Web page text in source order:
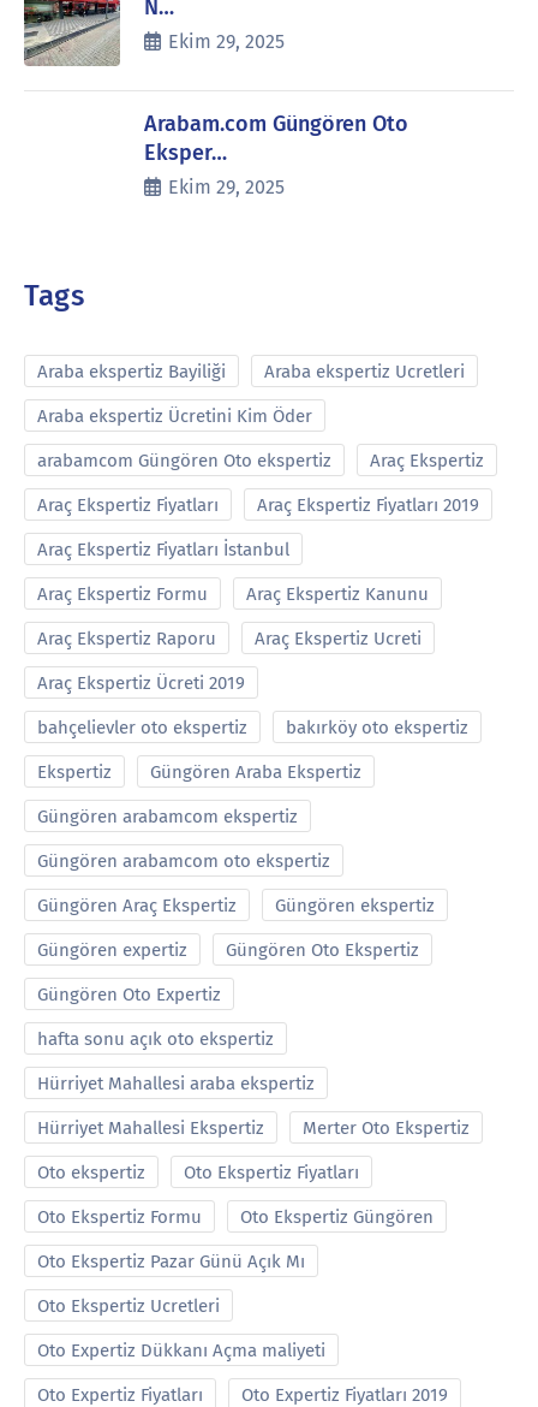
N…
Ekim 29, 2025
Arabam.com Güngören Oto
Eksper…
Ekim 29, 2025
Tags
Araba ekspertiz Bayiliği Araba ekspertiz Ucretleri
Araba ekspertiz Ücretini Kim Öder
arabamcom Güngören Oto ekspertiz Araç Ekspertiz
Araç Ekspertiz Fiyatları Araç Ekspertiz Fiyatları 2019
Araç Ekspertiz Fiyatları İstanbul
Araç Ekspertiz Formu Araç Ekspertiz Kanunu
Araç Ekspertiz Raporu Araç Ekspertiz Ucreti
Araç Ekspertiz Ücreti 2019
bahçelievler oto ekspertiz bakırköy oto ekspertiz
Ekspertiz Güngören Araba Ekspertiz
Güngören arabamcom ekspertiz
Güngören arabamcom oto ekspertiz
Güngören Araç Ekspertiz Güngören ekspertiz
Güngören expertiz Güngören Oto Ekspertiz
Güngören Oto Expertiz
hafta sonu açık oto ekspertiz
Hürriyet Mahallesi araba ekspertiz
Hürriyet Mahallesi Ekspertiz Merter Oto Ekspertiz
Oto ekspertiz Oto Ekspertiz Fiyatları
Oto Ekspertiz Formu Oto Ekspertiz Güngören
Oto Ekspertiz Pazar Günü Açık Mı
Oto Ekspertiz Ucretleri
Oto Expertiz Dükkanı Açma maliyeti
Oto Expertiz Fiyatları Oto Expertiz Fiyatları 2019